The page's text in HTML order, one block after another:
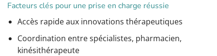
Facteurs clés pour une prise en charge réussie
Accès rapide aux innovations thérapeutiques
Coordination entre spécialistes, pharmacien,
kinésithérapeute